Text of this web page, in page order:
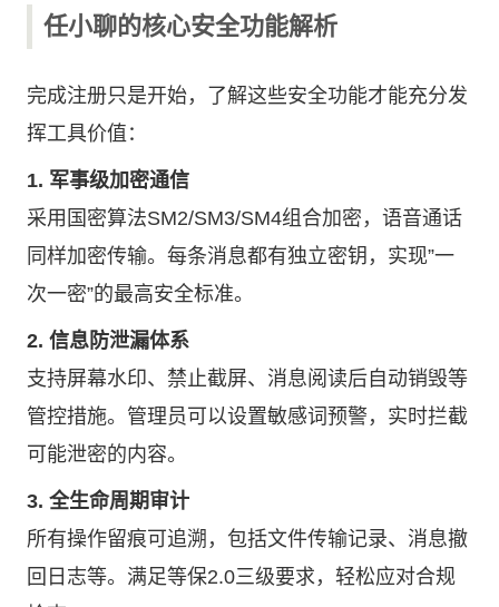
任小聊的核心安全功能解析
完成注册只是开始，了解这些安全功能才能充分发
挥工具价值：
1. 军事级加密通信
采用国密算法SM2/SM3/SM4组合加密，语音通话
同样加密传输。每条消息都有独立密钥，实现”一
次一密”的最高安全标准。
2. 信息防泄漏体系
支持屏幕水印、禁止截屏、消息阅读后自动销毁等
管控措施。管理员可以设置敏感词预警，实时拦截
可能泄密的内容。
3. 全生命周期审计
所有操作留痕可追溯，包括文件传输记录、消息撤
回日志等。满足等保2.0三级要求，轻松应对合规